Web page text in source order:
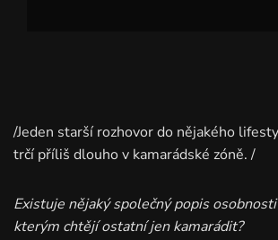
/Jeden starší rozhovor do nějakého
trčí příliš dlouho v kamarádské zóně. /
Existuje nějaký společný popis
kterým chtějí ostatní jen kamarádit?